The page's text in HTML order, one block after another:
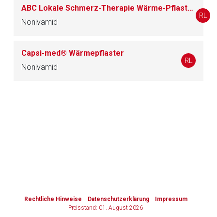
ABC Lokale Schmerz-Therapie Wärme-Pflaster mit Sensitiv-Vlies 9,85 mg Wirkstoffhaltiges Pflaster
Nonivamid
RL
Capsi-med® Wärmepflaster
Nonivamid
RL
Rechtliche Hinweise Datenschutzerklärung
Impressum
Preisstand: 01. August 2026
Zur Seite